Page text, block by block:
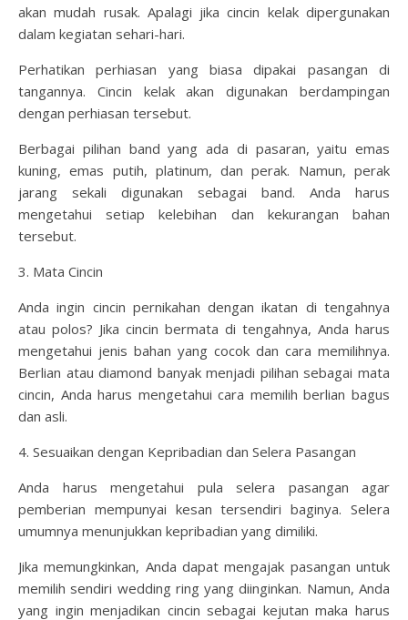
akan mudah rusak. Apalagi jika cincin kelak dipergunakan
dalam kegiatan sehari-hari.
Perhatikan perhiasan yang biasa dipakai pasangan di
tangannya. Cincin kelak akan digunakan berdampingan
dengan perhiasan tersebut.
Berbagai pilihan band yang ada di pasaran, yaitu emas
kuning, emas putih, platinum, dan perak. Namun, perak
jarang sekali digunakan sebagai band. Anda harus
mengetahui setiap kelebihan dan kekurangan bahan
tersebut.
3. Mata Cincin
Anda ingin cincin pernikahan dengan ikatan di tengahnya
atau polos? Jika cincin bermata di tengahnya, Anda harus
mengetahui jenis bahan yang cocok dan cara memilihnya.
Berlian atau diamond banyak menjadi pilihan sebagai mata
cincin, Anda harus mengetahui cara memilih berlian bagus
dan asli.
4. Sesuaikan dengan Kepribadian dan Selera Pasangan
Anda harus mengetahui pula selera pasangan agar
pemberian mempunyai kesan tersendiri baginya. Selera
umumnya menunjukkan kepribadian yang dimiliki.
Jika memungkinkan, Anda dapat mengajak pasangan untuk
memilih sendiri wedding ring yang diinginkan. Namun, Anda
yang ingin menjadikan cincin sebagai kejutan maka harus